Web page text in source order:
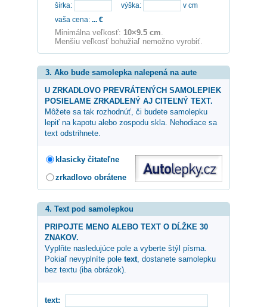
šírka:
výška:
v cm
vaša cena: ... €
Minimálna veľkosť: 10×9.5 cm
Menšiu veľkosť bohužiaľ nemožno vyrobiť.
3. Ako bude samolepka nalepená na aute
U ZRKADLOVO PREVRÁTENÝCH SAMOLEPIEK
POSIELAME ZRKADLENÝ AJ CITEĽNÝ TEXT.
Môžete sa tak rozhodnúť, či budete samolepku
lepiť na kapotu alebo zospodu skla. Nehodiace sa
text odstrihnete.
klasicky čitateľne
zrkadlovo obrátene
4. Text pod samolepkou
PRIPOJTE MENO ALEBO TEXT O DĹŽKE 30
ZNAKOV.
Vyplňte nasledujúce pole a vyberte štýl písma.
Pokiaľ nevyplníte pole text, dostanete samolepku
bez textu (iba obrázok).
text: